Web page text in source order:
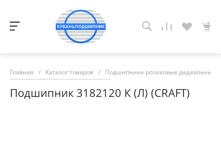
Главная / Каталог товаров / Подшипники роликовые радиальные
Подшипник 3182120 К (Л) (CRAFT)